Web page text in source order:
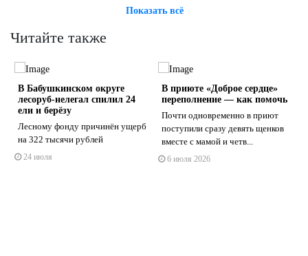
Показать всё
Читайте также
В Бабушкинском округе
лесоруб-нелегал спилил 24
ели и берёзу
Лесному фонду причинён ущерб
на 322 тысячи рублей
24 июля
В приюте «Доброе сердце»
переполнение — как помочь
Почти одновременно в приют
поступили сразу девять щенков
вместе с мамой и четв...
6 июля 2026